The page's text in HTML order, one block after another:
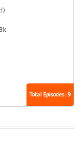
Total Episodes : 9